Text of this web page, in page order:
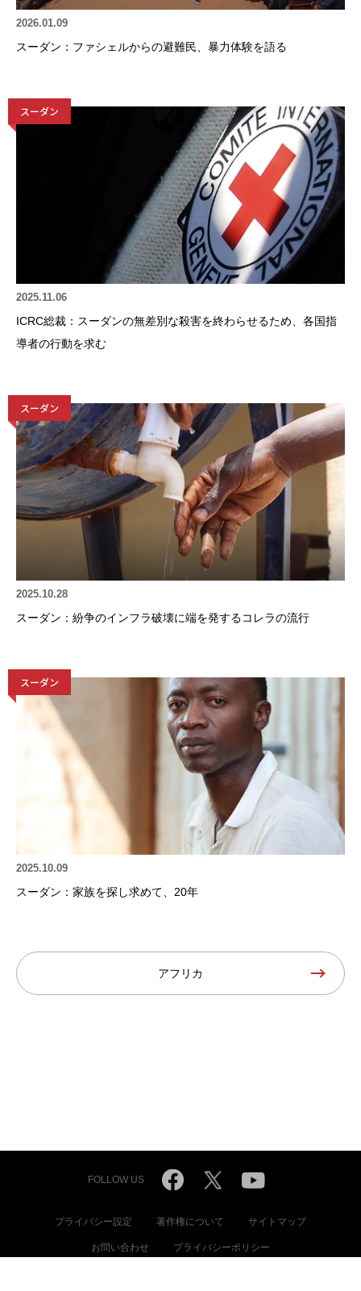
2026.01.09
スーダン：ファシェルからの避難民、暴力体験を語る
スーダン
2025.11.06
ICRC総裁：スーダンの無差別な殺害を終わらせるため、各国指
導者の行動を求む
スーダン
2025.10.28
スーダン：紛争のインフラ破壊に端を発するコレラの流行
スーダン
2025.10.09
スーダン：家族を探し求めて、20年
アフリカ
FOLLOW US
プライバシー設定 著作権について サイトマップ
お問い合わせ プライバシーポリシー